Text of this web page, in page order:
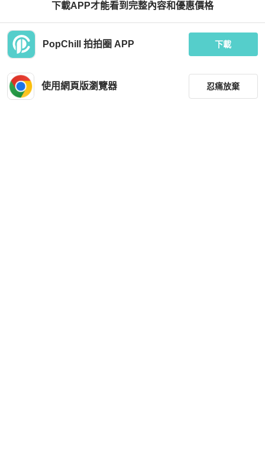
下載APP才能看到完整內容和優惠價格
PopChill 拍拍圈 APP 下載
使用網頁版瀏覽器 忍痛放棄